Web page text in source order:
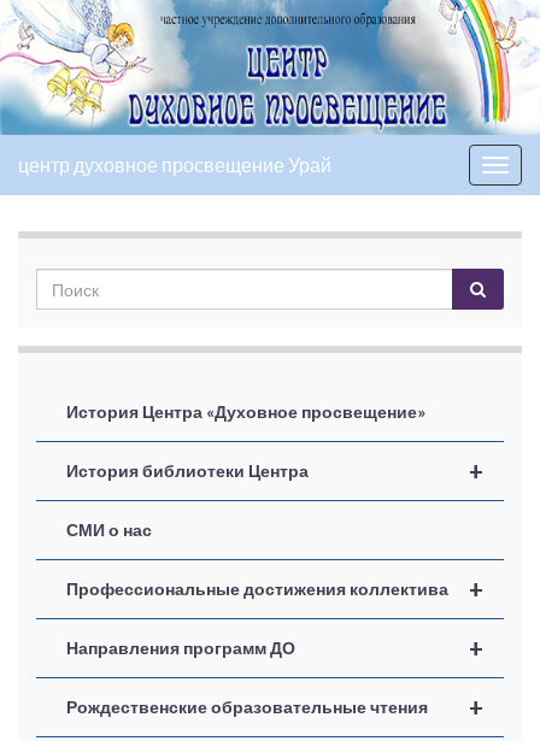
Вкл/
выкл
центр духовное просвещение Урай
История Центра «Духовное просвещение»
+
История библиотеки Центра
СМИ о нас
+
Профессиональные достижения коллектива
+
Направления программ ДО
+
Рождественские образовательные чтения